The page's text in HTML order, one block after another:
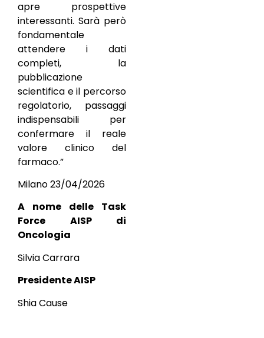
apre prospettive
interessanti. Sarà però
fondamentale
attendere i dati
completi, la
pubblicazione
scientifica e il percorso
regolatorio, passaggi
indispensabili per
confermare il reale
valore clinico del
farmaco.”
Milano 23/04/2026
A nome delle Task
Force AISP di
Oncologia
Silvia Carrara
Presidente AISP
Shia Cause